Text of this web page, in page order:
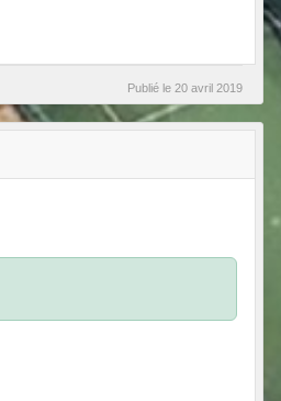
Publié le 20 avril 2019